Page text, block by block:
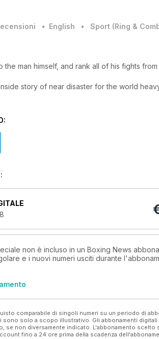
• English • Sport (Ring &
the man himself, and rank all of his fights
story of near disaster for the world
non è incluso in un Boxing News
e i nuovi numeri usciti durante
comparabile di singoli numeri su un periodo di
sono solo a scopo illustrativo. Gli abbonamenti
se non diversamente indicato. L'abbonamento scelto
fino a 24 ore prima della scadenza